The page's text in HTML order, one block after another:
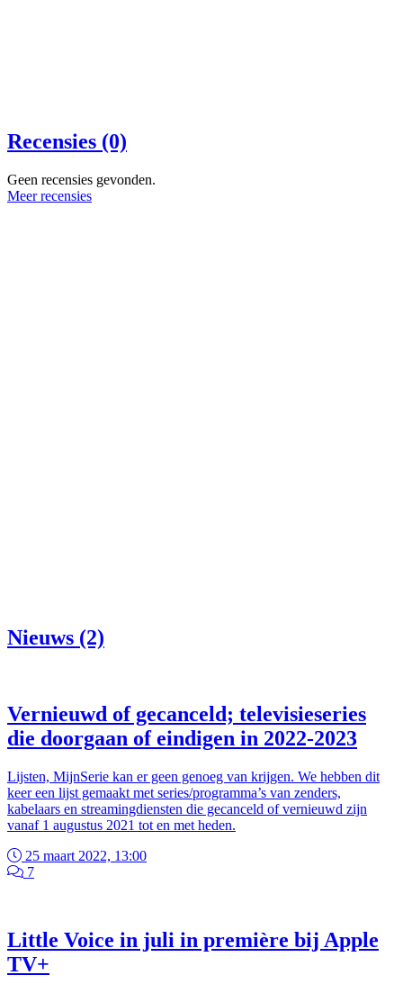
Recensies (0)
Geen recensies gevonden.
Meer recensies
Nieuws (2)
Vernieuwd of gecanceld; televisieseries
die doorgaan of eindigen in 2022-2023
Lijsten, MijnSerie kan er geen genoeg van krijgen. We hebben dit
keer een lijst gemaakt met series/programma’s van zenders,
kabelaars en streamingdiensten die gecanceld of vernieuwd zijn
vanaf 1 augustus 2021 tot en met heden.
25 maart 2022, 13:00
7
Little Voice in juli in première bij Apple
TV+